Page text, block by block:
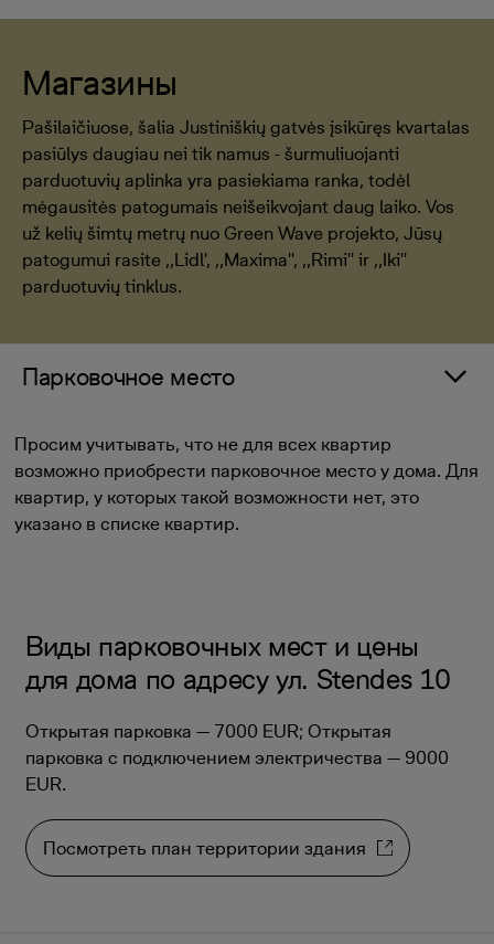
Магазины
Pašilaičiuose, šalia Justiniškių gatvės įsikūręs kvartalas
pasiūlys daugiau nei tik namus - šurmuliuojanti
parduotuvių aplinka yra pasiekiama ranka, todėl
mėgausitės patogumais neišeikvojant daug laiko. Vos
už kelių šimtų metrų nuo Green Wave projekto, Jūsų
patogumui rasite ,,Lidl', ,,Maxima'', ,,Rimi'' ir ,,Iki''
parduotuvių tinklus.
Парковочное место
Просим учитывать, что не для всех квартир
возможно приобрести парковочное место у дома. Для
квартир, у которых такой возможности нет, это
указано в списке квартир.
Виды парковочных мест и цены
для дома по адресу ул. Stendes 10
Открытая парковка — 7000 EUR; Открытая
парковка с подключением электричества — 9000
EUR.
Посмотреть план территории здания